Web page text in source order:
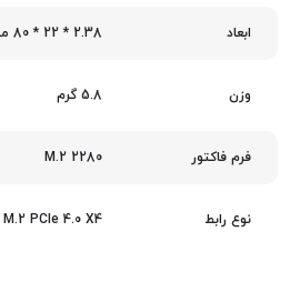
ابعاد 2.38 * 22 * 80 میلی متر
وزن 5.8 گرم
فرم فاکتور M.2 2280
نوع رابط M.2 PCIe 4.0 X4